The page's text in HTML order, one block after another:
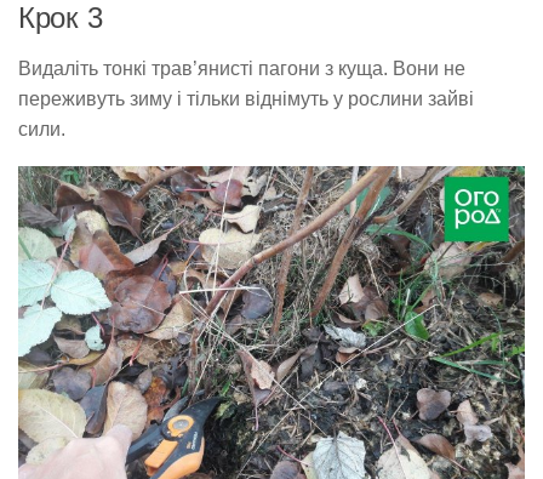
Крок 3
Видаліть тонкі трав’янисті пагони з куща. Вони не
переживуть зиму і тільки віднімуть у рослини зайві
сили.